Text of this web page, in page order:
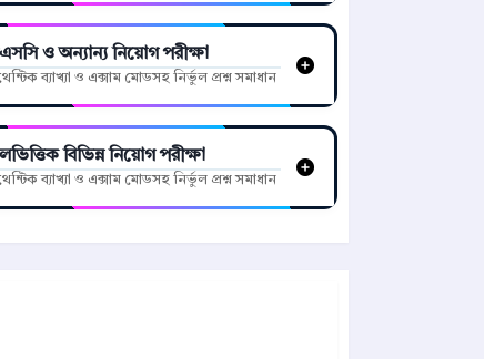
ও অন্যান্য নিয়োগ পরীক্ষা
ব্যাখ্যা ও এক্সাম মোডসহ নির্ভুল প্রশ্ন সমাধান
বিভিন্ন নিয়োগ পরীক্ষা
ব্যাখ্যা ও এক্সাম মোডসহ নির্ভুল প্রশ্ন সমাধান